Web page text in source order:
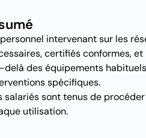
intervenant sur les
certifiés conformes, et
delà des équipements
spécifiques.
salariés sont tenus de
utilisation.